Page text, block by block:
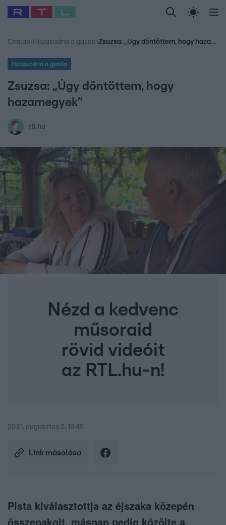
Legfrissebb RTL Híradó Randi Celeb vagyok,
Babits Marcella Most Wanted Gallusz
Címlap› Házasodna a gazda› Zsuzsa: „Úgy döntöttem, hogy hazamegyek”
Házasodna a gazda
Zsuzsa: „Úgy döntöttem, hogy
hazamegyek”
rtl.hu
Nézd a kedvenc
műsoraid
rövid videóit
az RTL.hu-n!
2021. augusztus 2. 19:45
Link másolása
Pista kiválasztottja az éjszaka közepén
összepakolt, másnap pedig közölte a